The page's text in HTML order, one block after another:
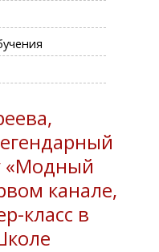
«Модный
канале,
класс в